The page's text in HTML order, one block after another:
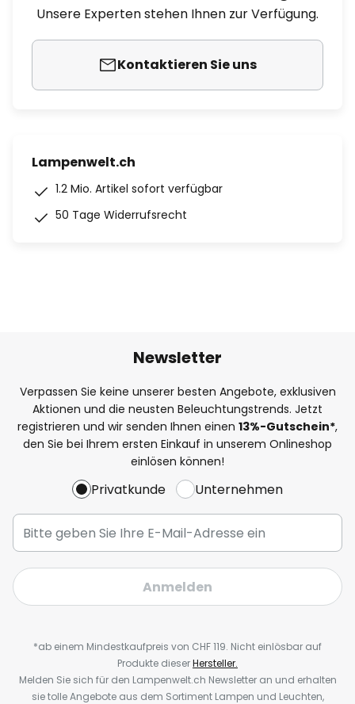
Unsere Experten stehen Ihnen zur Verfügung.
Kontaktieren Sie uns
Lampenwelt.ch
1.2 Mio. Artikel sofort verfügbar
50 Tage Widerrufsrecht
Newsletter
Verpassen Sie keine unserer besten Angebote, exklusiven
Aktionen und die neusten Beleuchtungstrends. Jetzt
registrieren und wir senden Ihnen einen 13%-Gutschein*,
den Sie bei Ihrem ersten Einkauf in unserem Onlineshop
einlösen können!
Privatkunde Unternehmen
Anmelden
*ab einem Mindestkaufpreis von CHF 119. Nicht einlösbar auf
Produkte dieserHersteller.
Melden Sie sich für den Lampenwelt.ch Newsletter an und erhalten
sie tolle Angebote aus dem Sortiment Lampen und Leuchten,